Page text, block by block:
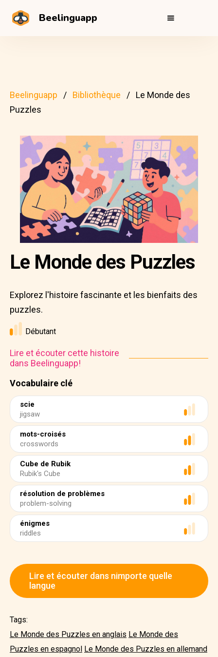
Beelinguapp
Beelinguapp Bibliothèque
Le Monde des
Puzzles
Vocabulaire clé
scie
jigsaw
mots-croisés
crosswords
Cube de Rubik
Rubik's Cube
résolution de problèmes
problem-solving
énigmes
riddles
Le Monde des Puzzles
Explorez l'histoire fascinante et les bienfaits des
puzzles.
Débutant
Lire et écouter cette histoire
dans Beelinguapp!
Lire et écouter dans nimporte quelle
langue
Tags:
Le Monde des Puzzles en anglais Le Monde des
Puzzles en espagnol Le Monde des Puzzles en allemand